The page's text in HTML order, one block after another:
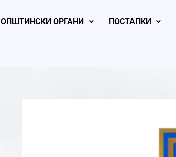
ОПШТИНСКИ ОРГАНИ ПОСТАПКИ